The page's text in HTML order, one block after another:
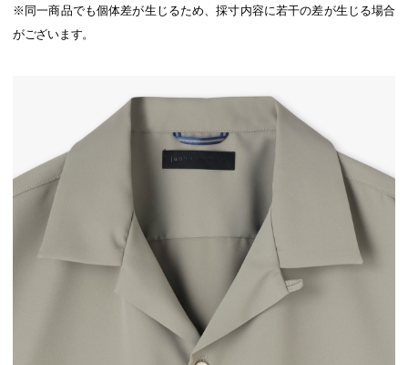
※同一商品でも個体差が生じるため、採寸内容に若干の差が生じる場合
がございます。